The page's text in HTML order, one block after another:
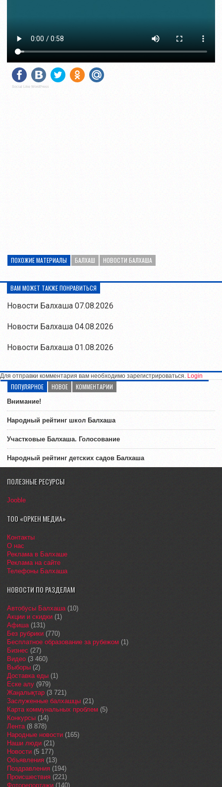
Social Like WordPress
ПОХОЖИЕ МАТЕРИАЛЫ БАЛХАШ НОВОСТИ БАЛХАША
ВАМ МОЖЕТ ТАКЖЕ ПОНРАВИТЬСЯ
Новости Балхаша 07.08.2026
Новости Балхаша 04.08.2026
Новости Балхаша 01.08.2026
Для отправки комментария вам необходимо зарегистрироваться. Login
ПОПУЛЯРНОЕ НОВОЕ КОММЕНТАРИИ
Внимание!
Народный рейтинг школ Балхаша
Участковые Балхаша. Голосование
Народный рейтинг детских садов Балхаша
ПОЛЕЗНЫЕ РЕСУРСЫ
Jooble
ТОО «ОРКЕН МЕДИА»
Контакты
О нас
Реклама в Балхаше
Реклама на сайте
Телефоны Балхаша
НОВОСТИ ПО РАЗДЕЛАМ
Автобусы Балхаша (10)
Акции и скидки (1)
Афиша (131)
Без рубрики (770)
Бесплатное образование за рубежом (1)
Бизнес (27)
Видео (3 460)
Выборы (2)
Доставка еды (1)
Еске алу (979)
Жаңалықтар (3 721)
Заслуженные балхашцы (21)
Карта коммунальных проблем (5)
Конкурсы (14)
Лента (8 878)
Народные новости (165)
Наши люди (21)
Новости (5 177)
Объявления (13)
Поздравления (194)
Происшествия (221)
Фоторепортажи (140)